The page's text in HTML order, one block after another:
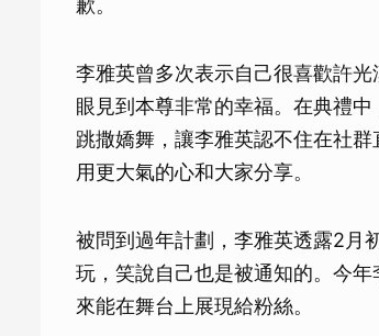
歉。
李雅英曾多次表示自己很喜歡許
眼見到本尊非常的幸福。在典禮
跳撒嬌舞，讓李雅英認不住在社
用更大氣的心和大家分享。
被問到過年計劃，李雅英透露2月
玩，笑說自己也是被通知的。今
來能在舞台上展現給粉絲。